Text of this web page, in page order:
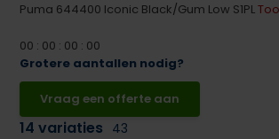
Puma 644400 Iconic Black/Gum Low S1PL
00 : 00 : 00 : 00
Grotere aantallen nodig?
Vraag een offerte aan
14 variaties 43